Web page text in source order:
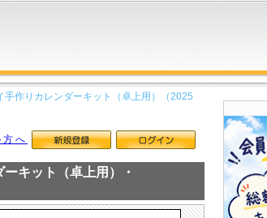
作りカレンダーキット（卓上用）（2025
へ
キット（卓上用）・